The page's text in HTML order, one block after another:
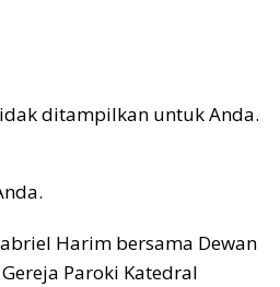
ditampilkan untuk Anda.
Harim bersama Dewan
Paroki Katedral